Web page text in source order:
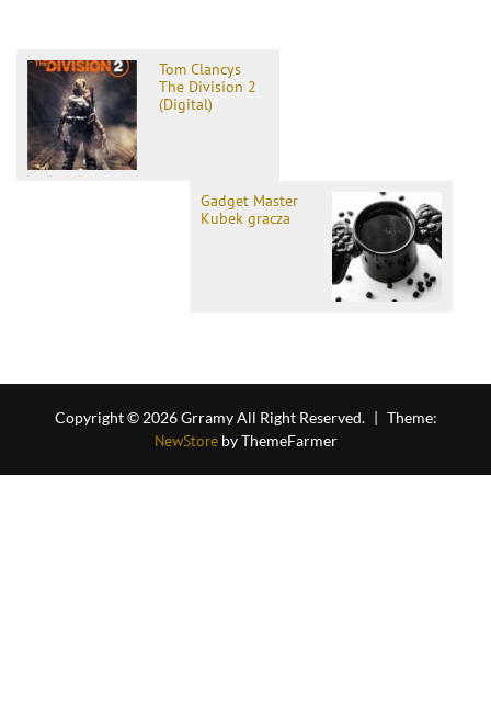
Tom Clancys
The Division 2
(Digital)
Gadget Master
Kubek gracza
Copyright © 2026 Grramy All Right Reserved. | Theme:
NewStoreby ThemeFarmer